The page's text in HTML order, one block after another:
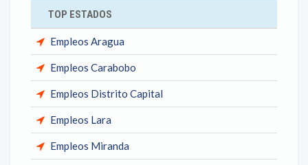
TOP ESTADOS
Empleos Aragua
Empleos Carabobo
Empleos Distrito Capital
Empleos Lara
Empleos Miranda